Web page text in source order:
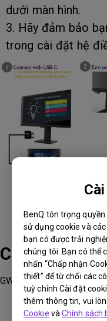
BenQ tôn trọng
sử dụng cookie và
bạn có được trải
chúng tôi. Bạn có thể
nhấn “Chấp nhận
thiết” để từ chối các
tuỳ chỉnh Cài đặt
thêm thông tin, vui
Cookie vàChính sách
dưới màn hình.
3. Hãy đảm bảo
trong cài đặt hệ
Các sản
GW2785TC, GW2790QT,